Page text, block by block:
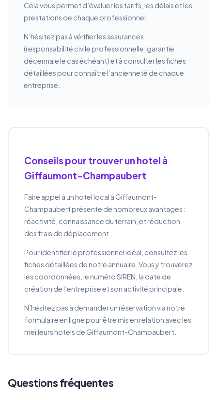
Cela vous permet d’évaluer les tarifs, les délais et les
prestations de chaque professionnel.
N’hésitez pas à vérifier les assurances
(responsabilité civile professionnelle, garantie
décennale le cas échéant) et à consulter les fiches
détaillées pour connaître l’ancienneté de chaque
entreprise.
Conseils pour trouver un hotel à
Giffaumont-Champaubert
Faire appel à un hotel local à Giffaumont-
Champaubert présente de nombreux avantages :
réactivité, connaissance du terrain, et réduction
des frais de déplacement.
Pour identifier le professionnel idéal, consultez les
fiches détaillées de notre annuaire. Vous y trouverez
les coordonnées, le numéro SIREN, la date de
création de l’entreprise et son activité principale.
N’hésitez pas à demander un réservation via notre
formulaire en ligne pour être mis en relation avec les
meilleurs hotels de Giffaumont-Champaubert.
Questions fréquentes